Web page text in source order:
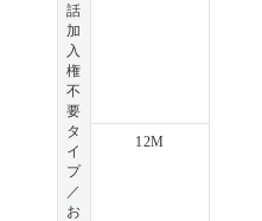
話
加
入
権
不
要
タ
イ
プ
／
お
12M